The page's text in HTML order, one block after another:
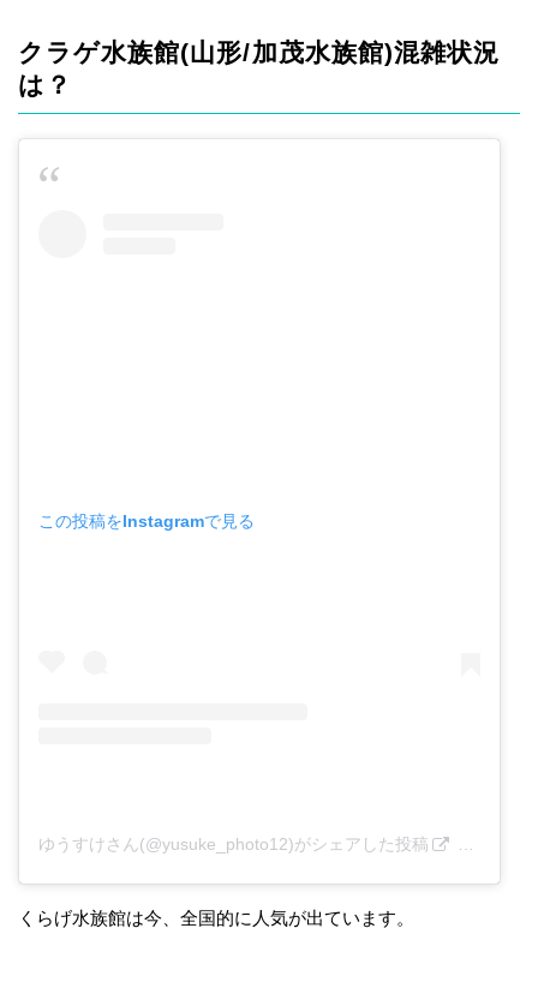
クラゲ水族館(山形/加茂水族館)混雑状況
は？
この投稿をInstagramで見る
ゆうすけさん(@yusuke_photo12)がシェアした投稿
くらげ水族館は今、全国的に人気が出ています。